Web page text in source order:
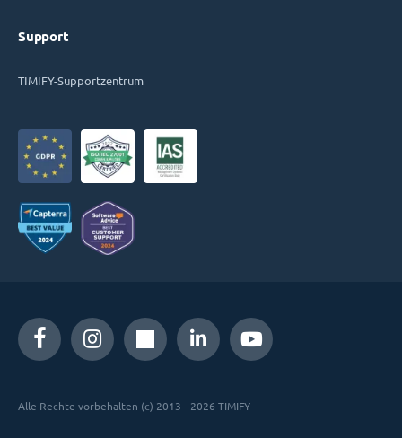
Support
TIMIFY-Supportzentrum
Alle Rechte vorbehalten (c) 2013 - 2026 TIMIFY